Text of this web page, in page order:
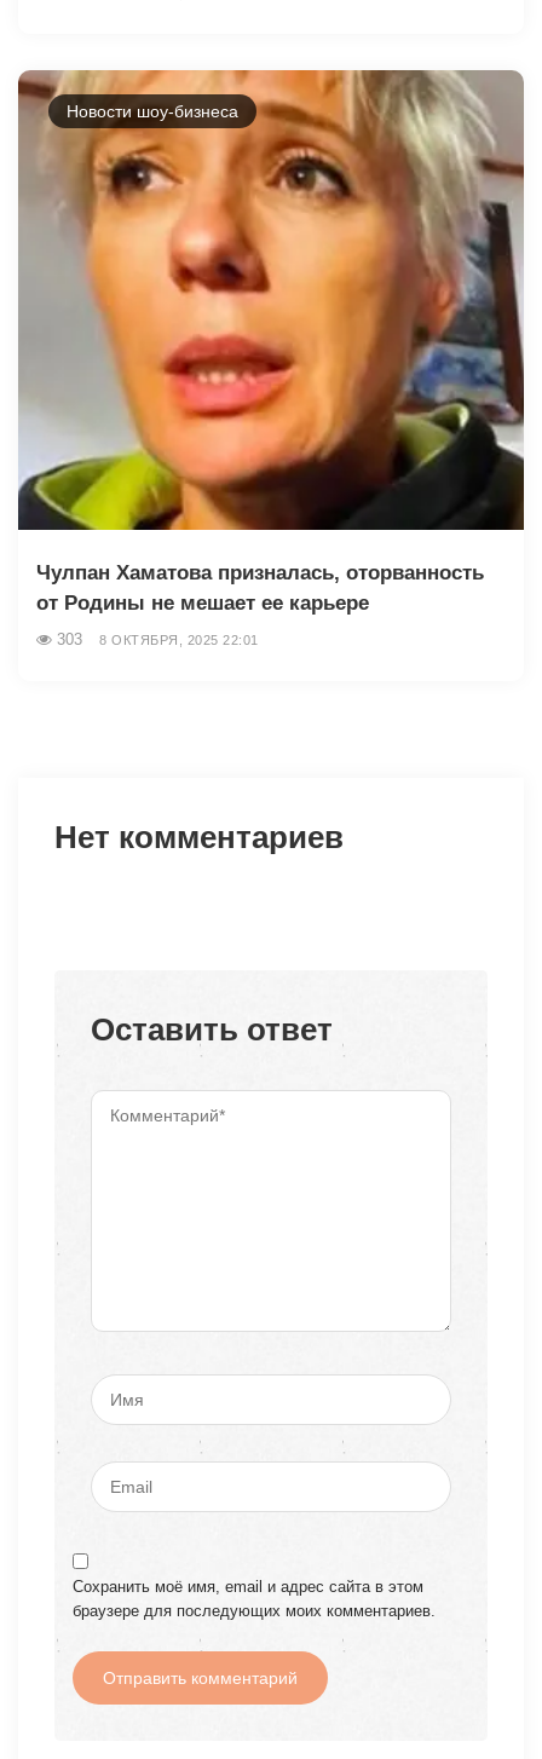
Новости шоу-бизнеса
Чулпан Хаматова призналась, оторванность
от Родины не мешает ее карьере
303 8 ОКТЯБРЯ, 2025 22:01
Нет комментариев
Оставить ответ
Сохранить моё имя, email и адрес сайта в этом
браузере для последующих моих комментариев.